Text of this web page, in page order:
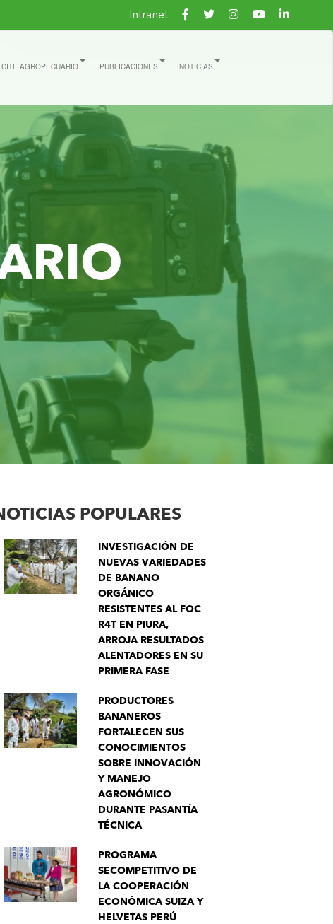
Intranet
CITE AGROPECUARIO PUBLICACIONES NOTICIAS
POPULARES
INVESTIGACIÓN DE
NUEVAS VARIEDADES
DE BANANO
ORGÁNICO
RESISTENTES AL FOC
R4T EN PIURA,
ARROJA RESULTADOS
ALENTADORES EN SU
PRIMERA FASE
PRODUCTORES
BANANEROS
FORTALECEN SUS
CONOCIMIENTOS
SOBRE INNOVACIÓN
Y MANEJO
AGRONÓMICO
DURANTE PASANTÍA
TÉCNICA
PROGRAMA
SECOMPETITIVO DE
LA COOPERACIÓN
ECONÓMICA SUIZA Y
HELVETAS PERÚ